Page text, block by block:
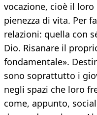
vocazione, cioè il
pienezza di vita. Per
relazioni: quella con
Dio. Risanare il
fondamentale».
sono soprattutto i
negli spazi che loro
come, appunto,